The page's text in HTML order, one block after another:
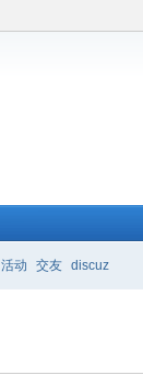
活动 交友 discuz